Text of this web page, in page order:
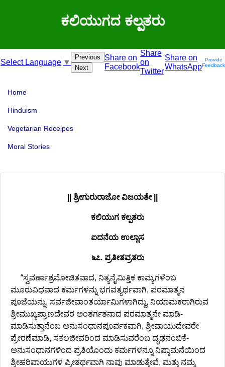
ಕಲಿಯುಗದ ಕಲ್ಪತರು
Select Language ▼
Previous
Next
Share on
Facebook
Share
on
Twitter
Share on
WhatsApp
Provide
Feedback
Home
Hinduism
Vegetarian Receipes
Moral Stories
|| ಶ್ರೀಗುರುರಾಜೋ ವಿಜಯತೇ ||
ಕಲಿಯುಗ ಕಲ್ಪತರು
ಐದನೆಯ ಉಲ್ಲಾಸ
೬೭. ಪ್ರತೀತವ್ರತರು
“ಸ್ವವರ್ಣಾಶ್ರಮೋಚಿತವಾದ, ನಿತ್ಯನೈಮಿತ್ತಿಕ ಕಾಮ್ಯಗಳೆಂಬ
ಮೂರುವಿಧವಾದ ಕರ್ಮಗಳನ್ನು ಭಗವತ್ಯರ್ಥವಾಗಿ, ಪರಮಾತ್ಮನ
ಪೂಜೆಯನ್ನು, ಸರ್ವಜೀವಾಂತರ್ಯಾಮಿಗಳಾಗಿದ್ದು, ನಿಯಾಮಕರಾಗಿರುವ
ಶ್ರೀಮುಖ್ಯಪ್ರಾಣದೇವರ ಅಂತರ್ಗತನಾದ ಪರಮಾತ್ಮನೇ ಮಾಡಿ-
ಮಾಡಿಸುತ್ತಾನೆಂಬ ಅನುಸಂಧಾನಪೂರ್ವಕವಾಗಿ, ಶ್ರೀವಾಯುದೇವರೇ
ಪ್ರೇರಣೆಮಾಡಿ, ಸಕಲಜೀವರಿಂದ ಮಾಡಿಸುವರೆಂಬ ದೃಢನಂಬಿಕೆ-
ಅನುಸಂಧಾನಗಳಿಂದ ಪ್ರತಿಯೊಂದು ಕರ್ಮಗಳನ್ನೂ ನಿಷ್ಕಾಮನೆಯಿಂದ
ಶ್ರೀಹರಿವಾಯುಗಳ ಪ್ರೀತರ್ಥವಾಗಿ ನಾವು ಮಾಡುತ್ತೇವೆ, ಮತ್ತು ನಮ್ಮ